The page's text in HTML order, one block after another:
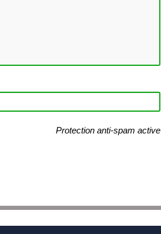
Protection anti-spam active